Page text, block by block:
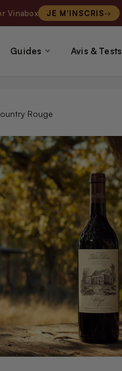
Vinabox JE M'INSCRIS
Guides Avis & Tests
Rouge